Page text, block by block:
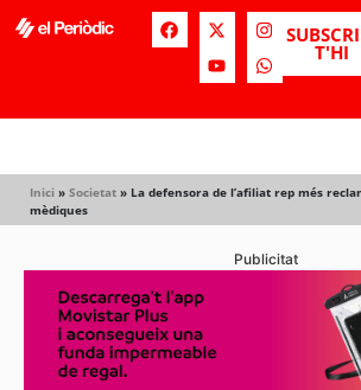
T'HI
Inici » Societat » La defensora de l’afiliat rep més
mèdiques
Publicitat